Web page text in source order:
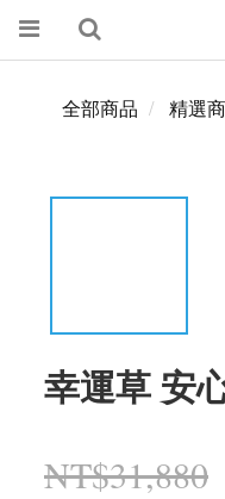
全部商品 精選
幸運草 安
NT$31,880